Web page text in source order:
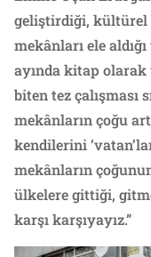
geliştirdiği, kültürel
mekânları ele
ayında kitap olarak
biten tez çalışması
mekânların çoğu
kendilerini
mekânların
ülkelere gittiği,
karşı karşıyayız.”